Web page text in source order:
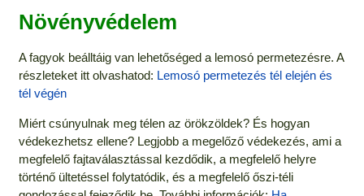
Növényvédelem
A fagyok beálltáig van lehetőséged a lemosó permetezésre. A
részleteket itt olvashatod: Lemosó permetezés tél elején és
tél végén
Miért csúnyulnak meg télen az örökzöldek? És hogyan
védekezhetsz ellene? Legjobb a megelőző védekezés, ami a
megfelelő fajtaválasztással kezdődik, a megfelelő helyre
történő ültetéssel folytatódik, és a megfelelő őszi-téli